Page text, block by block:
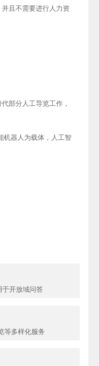
且不需要进行人力资
部分人工导览工作，
机器人为载体，人工智
于开放域问答
等多样化服务